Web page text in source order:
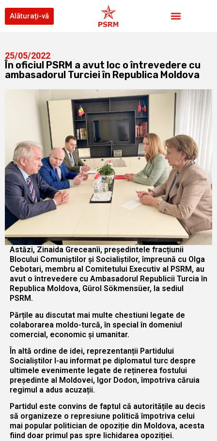
Alăturați-vă
25/05/2022
În oficiul PSRM a avut loc o întrevedere cu
ambasadorul Turciei în Republica Moldova
Astăzi, Zinaida Greceanîi, președintele fracțiunii
Blocului Comuniștilor și Socialiștilor, împreună cu Olga
Cebotari, membru al Comitetului Executiv al PSRM, au
avut o întrevedere cu Ambasadorul Republicii Turcia în
Republica Moldova, Gürol Sökmensüer, la sediul
PSRM.
Părțile au discutat mai multe chestiuni legate de
colaborarea moldo-turcă, în special în domeniul
comercial, economic și umanitar.
În altă ordine de idei, reprezentanții Partidului
Socialiștilor l-au informat pe diplomatul turc despre
ultimele evenimente legate de reținerea fostului
președinte al Moldovei, Igor Dodon, împotriva căruia
regimul a adus acuzații.
Partidul este convins de faptul că autoritățile au decis
să organizeze o represiune politică împotriva celui
mai popular politician de opoziție din Moldova, acesta
fiind doar primul pas spre lichidarea opoziției.